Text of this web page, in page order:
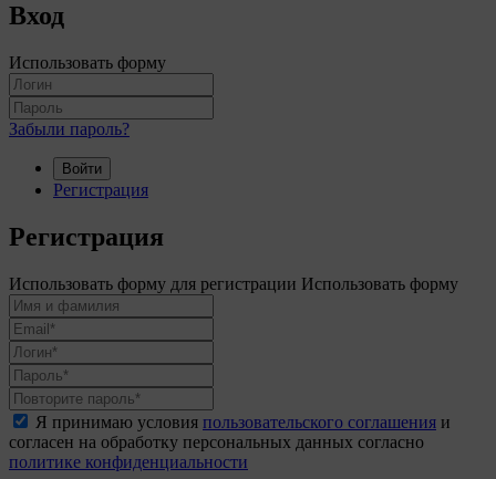
Вход
Использовать форму
Забыли пароль?
Войти
Регистрация
Регистрация
Использовать форму для регистрации Использовать форму
Я принимаю условия пользовательского соглашения и
согласен на обработку персональных данных согласно
политике конфиденциальности